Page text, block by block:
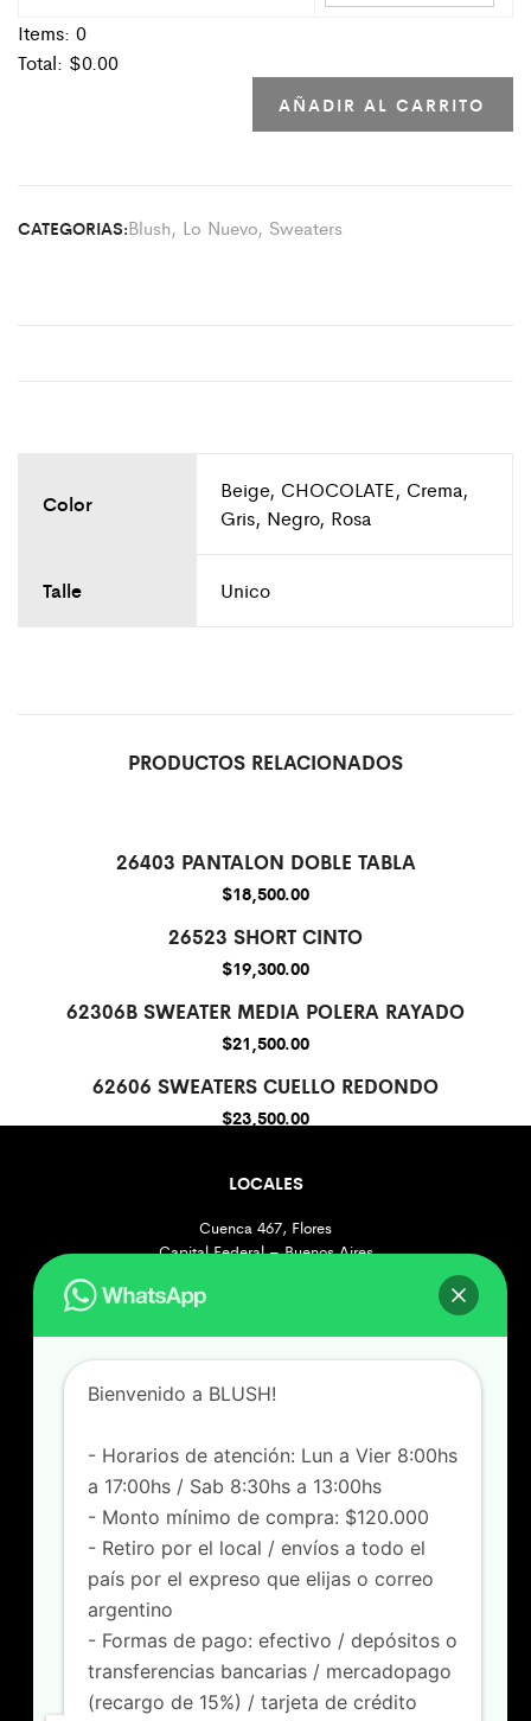
Items: 0
Total: $0.00
AÑADIR AL CARRITO
CATEGORIAS:Blush, Lo Nuevo, Sweaters
Color
Beige, CHOCOLATE, Crema,
Gris, Negro, Rosa
Talle Unico
PRODUCTOS RELACIONADOS
26403 PANTALON DOBLE TABLA
$18,500.00
26523 SHORT CINTO
$19,300.00
62306B SWEATER MEDIA POLERA RAYADO
$21,500.00
62606 SWEATERS CUELLO REDONDO
$23,500.00
LOCALES
Cuenca 467, Flores
Capital Federal – Buenos Aires
Lunes a Viernes de 8 a 17hs
Sábados de 8:30 a 13hs
Felipe Vallese 3263, Flores
[+549] 1165718705
Lunes a Viernes de 8:00 a 17hs
Sábados de 8:30 a 13hs
SOPORTE
Como comprar
SEGUINOS
Bienvenido a BLUSH!
- Horarios de atención: Lun a Vier 8:00hs
a 17:00hs / Sab 8:30hs a 13:00hs
- Monto mínimo de compra: $120.000
- Retiro por el local / envíos a todo el
país por el expreso que elijas o correo
argentino
- Formas de pago: efectivo / depósitos o
transferencias bancarias / mercadopago
(recargo de 15%) / tarjeta de crédito